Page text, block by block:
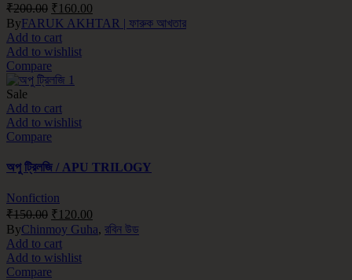
₹200.00 ₹160.00
ByFARUK AKHTAR | ফারুক আখতার
Add to cart
Add to wishlist
Compare
Sale
Add to cart
Add to wishlist
Compare
অপু ট্রিলজি / APU TRILOGY
Nonfiction
₹150.00 ₹120.00
ByChinmoy Guha, রবিন উড
Add to cart
Add to wishlist
Compare